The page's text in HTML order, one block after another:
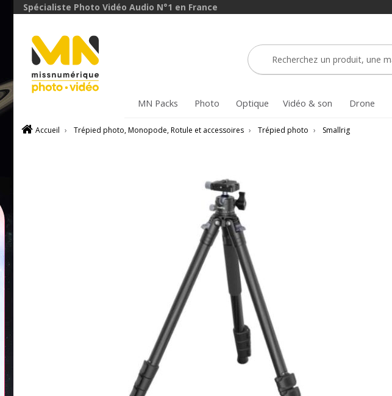
Spécialiste Photo Vidéo Audio N°1 en France
MN Packs Photo Optique Vidéo & son Drone
Accueil › Trépied photo, Monopode, Rotule et accessoires › Trépied photo › Smallrig